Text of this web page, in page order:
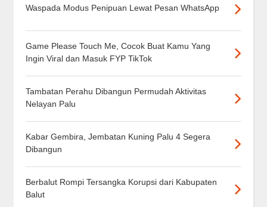
Waspada Modus Penipuan Lewat Pesan WhatsApp
Game Please Touch Me, Cocok Buat Kamu Yang
Ingin Viral dan Masuk FYP TikTok
Tambatan Perahu Dibangun Permudah Aktivitas
Nelayan Palu
Kabar Gembira, Jembatan Kuning Palu 4 Segera
Dibangun
Berbalut Rompi Tersangka Korupsi dari Kabupaten
Balut